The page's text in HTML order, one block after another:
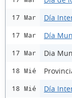
17 Mar Día
17 Mar Día
17 Mar Dia
18 Mié
18 Mié Día